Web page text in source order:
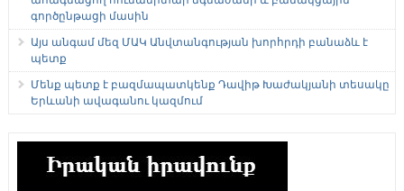
գործընթացի մասին
Այս անգամ մեզ ՄԱԿ Անվտանգության խորհրդի բանաձև է
պետք
Մենք պետք է բազմապատկենք Դավիթ Խաժակյանի տեսակը
Երևանի ավագանու կազմում